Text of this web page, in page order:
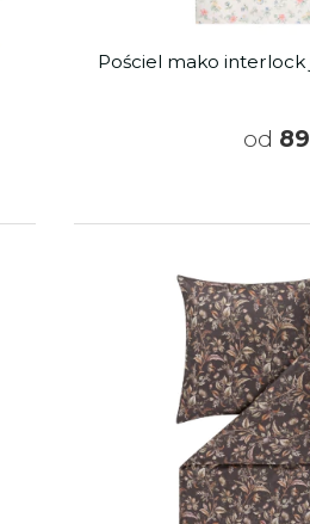
Pościel mako interlock
od